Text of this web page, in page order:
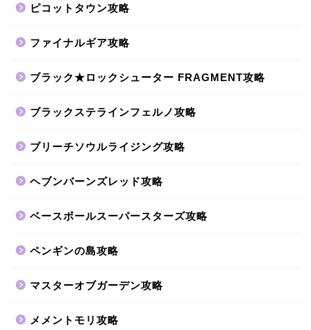
ピコットタウン攻略
ファイナルギア攻略
ブラック★ロックシューター FRAGMENT攻略
ブラックステラインフェルノ攻略
ブリーチソウルライジング攻略
ヘブンバーンズレッド攻略
ベースボールスーパースターズ攻略
ペンギンの島攻略
マスターオブガーデン攻略
メメントモリ攻略